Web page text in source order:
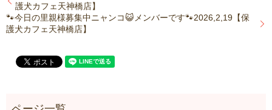
護犬カフェ天神橋店】
🐾今日の里親様募集中ニャンコ😺メンバーです🐾2026,2,19【保
護犬カフェ天神橋店】